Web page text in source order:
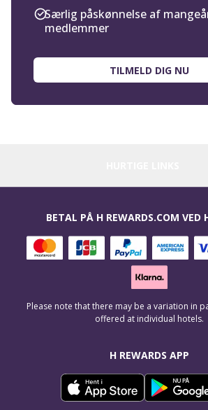
Særlig påskønnelse af
medlemmer
TILMELD DIG NU
H REWARDS APP
BETAL PÅ H REWARDS.COM VED
Please note that there may be a variation in
offered at individual hotels.